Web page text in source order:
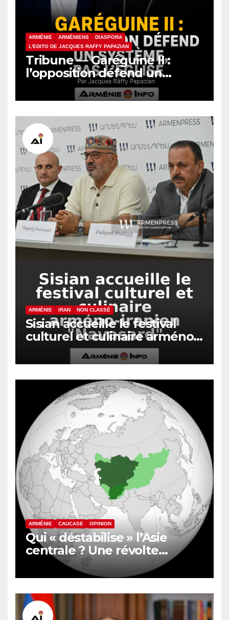
ARMÉNIE ARMÉNIENS
DIASPORA
L'EDITO DE JACQUES RAFFY PAPAZIAN
Tribune — Garéguine II :
l’opposition défend un
système, pas l’Église
ARMÉNIE IRAN NON CLASSÉ
Sisian accueille le festival
culturel et culinaire arméno-
iranien « Navasard »
ARMÉNIE CAUCASE OPINION
Qui « déstabilise » l’Asie
centrale ? Une révolte
inquiète le nord de
l’Afghanistan